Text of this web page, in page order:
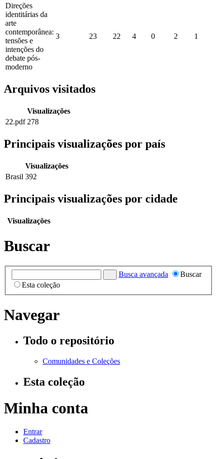
Direções
identitárias da
arte
contemporânea:
tensões e
intenções do
debate pós-
moderno
3 23 22 4 0 2 1
Arquivos visitados
Visualizações
22.pdf 278
Principais visualizações por país
Visualizações
Brasil 392
Principais visualizações por cidade
Visualizações
Buscar
Busca avançada
Buscar
Esta coleção
Navegar
Todo o repositório
Comunidades e Coleções
Esta coleção
Minha conta
Entrar
Cadastro